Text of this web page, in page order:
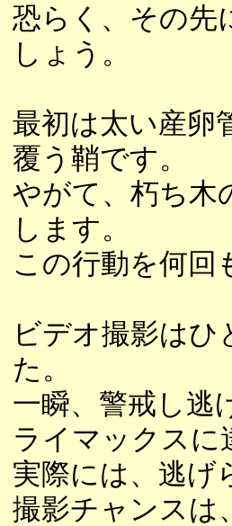
恐らく、その先
しょう。
最初は太い産卵
覆う鞘です。
やがて、朽ち木
します。
この行動を何回
ビデオ撮影は
た。
一瞬、警戒し逃
ライマックスに
実際には、逃げ
撮影チャンスは